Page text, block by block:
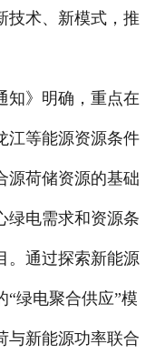
在线留言
技术、新模式，推
》明确，重点在
江等能源资源条件
源荷储资源的基础
绿电需求和资源条
。通过探索新能源
“绿电聚合供应”模
与新能源功率联合